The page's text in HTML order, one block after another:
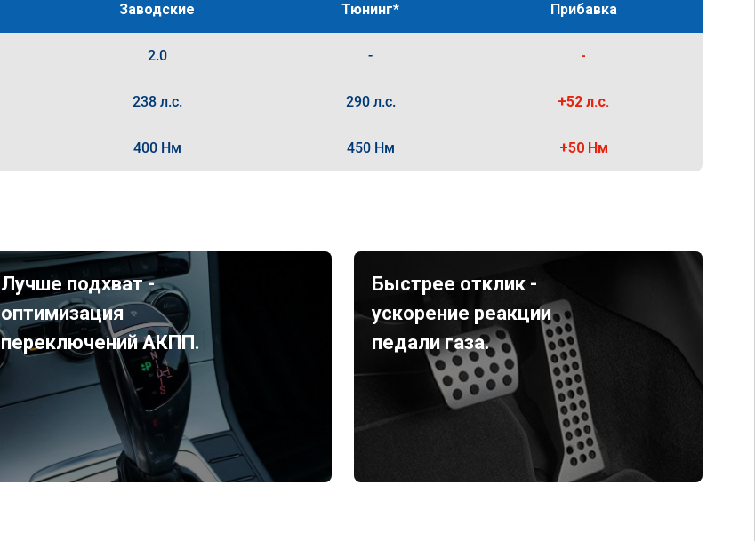
Заводские Тюнинг* Прибавка
2.0 - -
238 л.с. 290 л.с. +52 л.с.
400 Нм 450 Нм +50 Нм
Лучше подхват -
оптимизация
переключений АКПП.
Быстрее отклик -
ускорение реакции
педали газа.